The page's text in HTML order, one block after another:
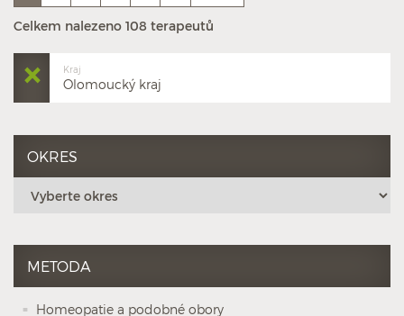
Celkem nalezeno 108 terapeutů
Kraj
Olomoucký kraj
OKRES
METODA
Homeopatie a podobné obory